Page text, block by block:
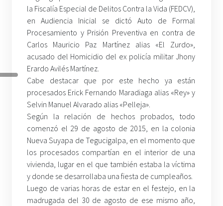
la Fiscalía Especial de Delitos Contra la Vida (FEDCV),
en Audiencia Inicial se dictó Auto de Formal
Procesamiento y Prisión Preventiva en contra de
Carlos Mauricio Paz Martínez alias «El Zurdo»,
acusado del Homicidio del ex policía militar Jhony
Erardo Avilés Martínez.
Cabe destacar que por este hecho ya están
procesados Erick Fernando Maradiaga alias «Rey» y
Selvin Manuel Alvarado alias «Pelleja».
Según la relación de hechos probados, todo
comenzó el 29 de agosto de 2015, en la colonia
Nueva Suyapa de Tegucigalpa, en el momento que
los procesados compartían en el interior de una
vivienda, lugar en el que también estaba la víctima
y donde se desarrollaba una fiesta de cumpleaños.
Luego de varias horas de estar en el festejo, en la
madrugada del 30 de agosto de ese mismo año,